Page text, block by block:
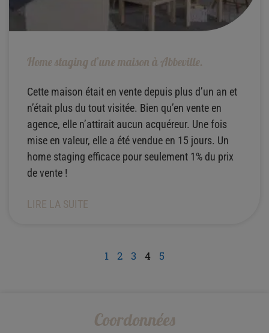
Home staging d’une maison à Abbeville.
Cette maison était en vente depuis plus d’un an et
n’était plus du tout visitée. Bien qu’en vente en
agence, elle n’attirait aucun acquéreur. Une fois
mise en valeur, elle a été vendue en 15 jours. Un
home staging efficace pour seulement 1% du prix
de vente !
LIRE LA SUITE
1 2 3 4 5
Coordonnées